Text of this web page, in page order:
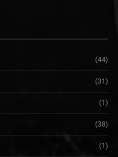
(44)
(31)
(1)
(38)
(1)